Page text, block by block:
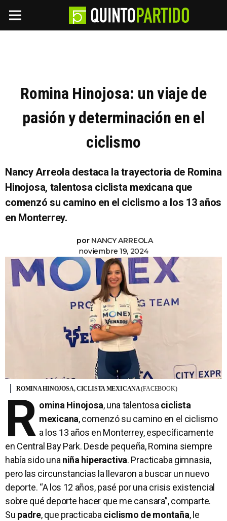
Romina Hinojosa: un viaje de
pasión y determinación en el
ciclismo
Nancy Arreola destaca la trayectoria de Romina
Hinojosa, talentosa ciclista mexicana que
comenzó su camino en el ciclismo a los 13 años
en Monterrey.
por NANCY ARREOLA
noviembre 19, 2024
ROMINA HINOJOSA, CICLISTA MEXICANA(FACEBOOK)
R omina Hinojosa, una talentosaciclista
mexicana, comenzó su camino en el ciclismo
a los 13 años en Monterrey, específicamente
en Central Bay Park. Desde pequeña, Romina siempre
había sido unaniña hiperactiva. Practicaba gimnasia,
pero las circunstancias la llevaron a buscar un nuevo
deporte. “A los 12 años, pasé por una crisis existencial
sobre qué deporte hacer que me cansara”, comparte.
Su padre, que practicabaciclismo de montaña, le